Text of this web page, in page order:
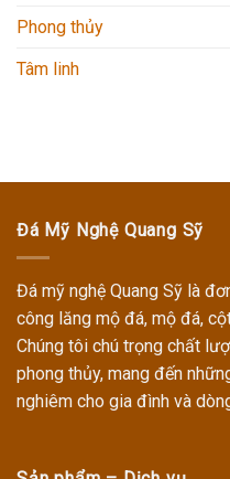
Phong thủy
Tâm linh
Đá Mỹ Nghệ Quang Sỹ
Đá mỹ nghệ Quang Sỹ là
công lăng mộ đá, mộ đá,
Chúng tôi chú trọng chất
phong thủy, mang đến
nghiêm cho gia đình và